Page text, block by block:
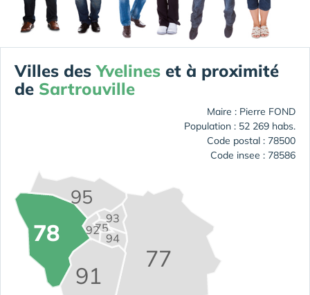
Villes desYvelines et à proximité
de Sartrouville
Maire : Pierre FOND
Population : 52 269 habs.
Code postal : 78500
Code insee : 78586
75
77
78
91
92
93
94
95